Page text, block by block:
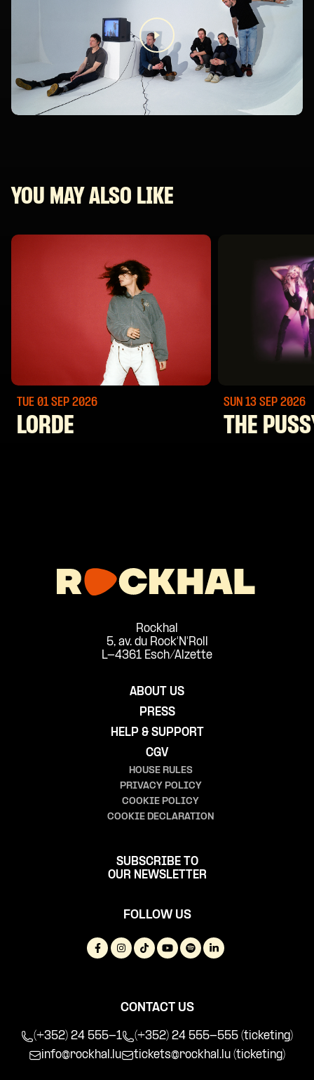
YOU MAY ALSO LIKE
TUE 01 SEP 2026
LORDE
SUN 13 SEP 2026
THE
Rockhal
5, av. du Rock'N'Roll
L-4361 Esch/Alzette
ABOUT US
PRESS
HELP & SUPPORT
CGV
HOUSE RULES
PRIVACY POLICY
COOKIE POLICY
COOKIE DECLARATION
SUBSCRIBE TO
OUR NEWSLETTER
FOLLOW US
CONTACT US
(+352) 24 555-1
(+352) 24 555-555 (ticketing)
info@rockhal.lu
tickets@rockhal.lu (ticketing)